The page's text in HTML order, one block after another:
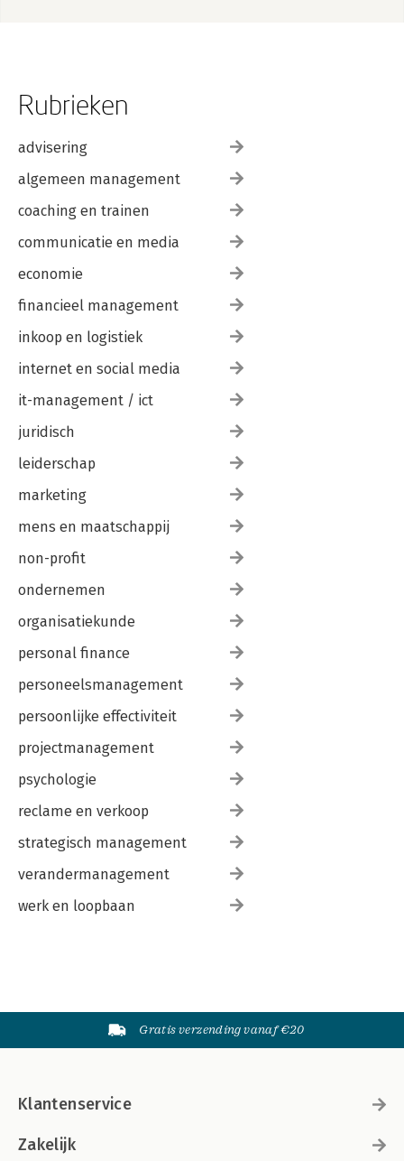
Rubrieken
advisering
algemeen management
coaching en trainen
communicatie en media
economie
financieel management
inkoop en logistiek
internet en social media
it-management / ict
juridisch
leiderschap
marketing
mens en maatschappij
non-profit
ondernemen
organisatiekunde
personal finance
personeelsmanagement
persoonlijke effectiviteit
projectmanagement
psychologie
reclame en verkoop
strategisch management
verandermanagement
werk en loopbaan
Gratis verzending vanaf €20
Klantenservice
Zakelijk